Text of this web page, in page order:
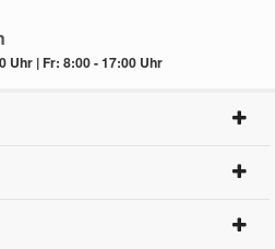
Uhr | Fr: 8:00 - 17:00 Uhr